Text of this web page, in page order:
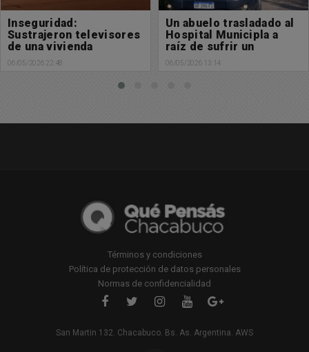
Un abuelo trasladado al
Hospital Municipla a
raíz de sufrir un
accidente
06/05/2026 13:14
La ruta de la muerte se
cobró otra vida
05/05/2026 23:27
Términos y condiciones
Política de protección de datos personales
Normas de confidencialidad
San Martin 132. Chacabuco. Bs. As. Argentina. AWS